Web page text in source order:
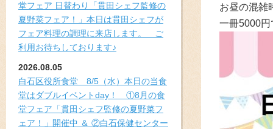
堂フェア 日替わり「貫田シェフ監修の
夏野菜フェア！」本日は貫田シェフが
フェア料理の調理に来店します。 ご
利用お待ちしております♪
2026.08.05
白石区役所食堂 8/5（水）本日の当食
堂はダブルイベントday！ ①8月の食
堂フェア「貫田シェフ監修の夏野菜フ
ェア！」開催中 ＆ ②白石保健センター
お昼の混雑
一冊5000